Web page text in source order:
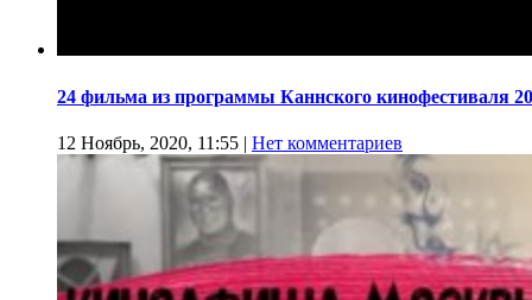
24 фильма из программы Каннского кинофестиваля
12 Ноябрь, 2020, 11:55 | Нет комментариев